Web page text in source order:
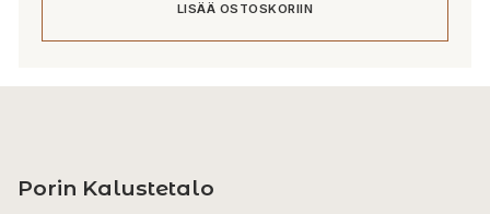
LISÄÄ OSTOSKORIIN
Porin Kalustetalo